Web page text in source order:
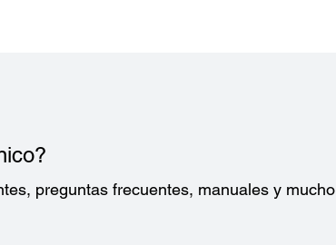
preguntas frecuentes, manuales y mucho